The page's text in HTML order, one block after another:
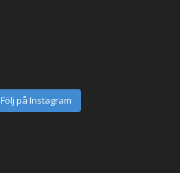
Följ på Instagram